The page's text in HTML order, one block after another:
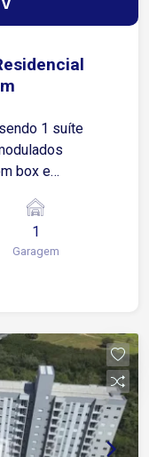
1 suíte
box e
1
Garagem